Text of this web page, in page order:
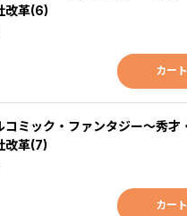
改革(6)
カー
コミック・ファンタジー～秀才
改革(7)
カー